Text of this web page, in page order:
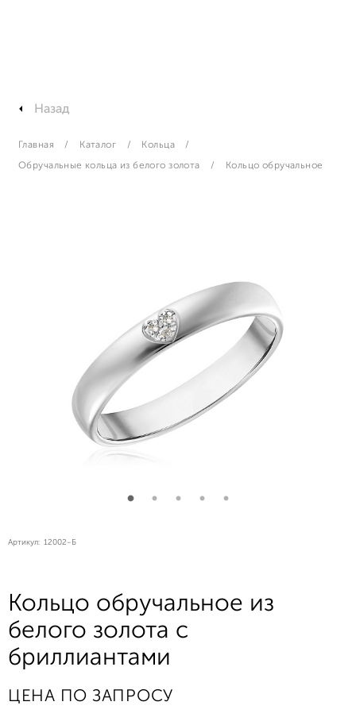
Назад
Главная Каталог Кольца
Обручальные кольца из белого золота Кольцо обручальное
Артикул: 12002-Б
Кольцо обручальное из
белого золота с
бриллиантами
ЦЕНА ПО ЗАПРОСУ